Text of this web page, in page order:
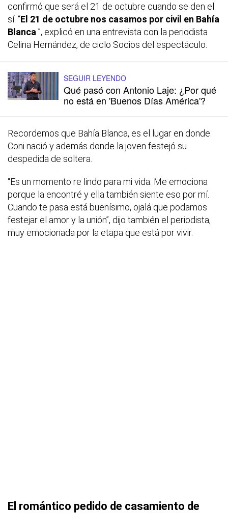
confirmó que será el 21 de octubre cuando se den el
sí. “El 21 de octubre nos casamos por civil en Bahía
Blanca ”, explicó en una entrevista con la periodista
Celina Hernández, de ciclo Socios del espectáculo.
SEGUIR LEYENDO
Qué pasó con Antonio Laje: ¿Por qué
no está en 'Buenos Días América'?
Recordemos que Bahía Blanca, es el lugar en donde
Coni nació y además donde la joven festejó su
despedida de soltera.
“Es un momento re lindo para mi vida. Me emociona
porque la encontré y ella también siente eso por mí.
Cuando te pasa está buenísimo, ojalá que podamos
festejar el amor y la unión”, dijo también el periodista,
muy emocionada por la etapa que está por vivir.
El romántico pedido de casamiento de